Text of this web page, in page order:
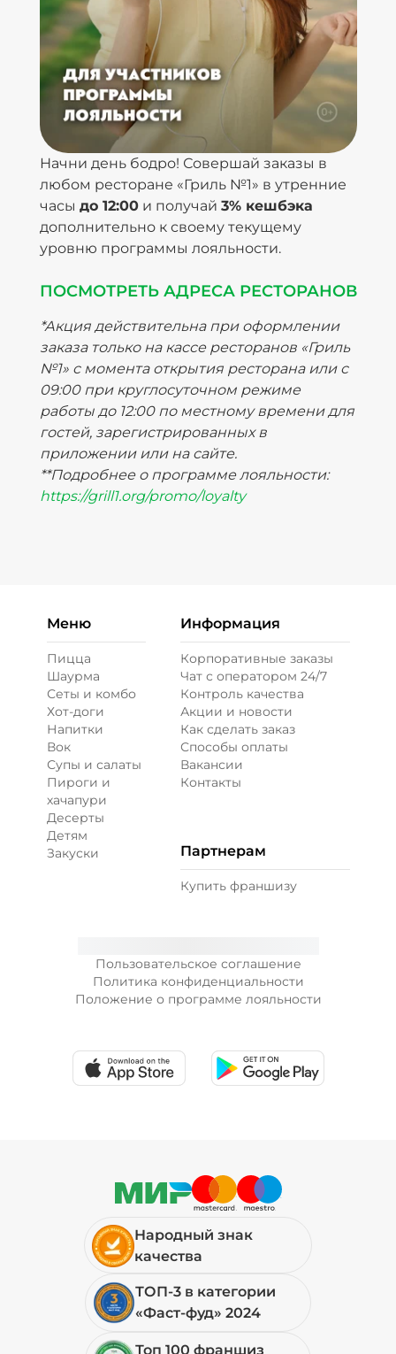
Начни день бодро! Совершай заказы в
любом ресторане «Гриль №1» в утренние
часы до 12:00и получай 3% кешбэка
дополнительно к своему текущему
уровню программы лояльности.
ПОСМОТРЕТЬ АДРЕСА РЕСТОРАНОВ
*Акция действительна при оформлении
заказа только на кассе ресторанов «Гриль
№1» с момента открытия ресторана или с
09:00 при круглосуточном режиме
работы до 12:00 по местному времени для
гостей, зарегистрированных в
приложении или на сайте.
**Подробнее о программе лояльности:
https://grill1.org/promo/loyalty
Пользовательское соглашение
Политика конфиденциальности
Положение о программе лояльности
Меню
Пицца
Шаурма
Сеты и комбо
Хот-доги
Напитки
Вок
Супы и салаты
Пироги и
хачапури
Десерты
Детям
Закуски
Информация
Корпоративные заказы
Чат с оператором 24/7
Контроль качества
Акции и новости
Как сделать заказ
Способы оплаты
Вакансии
Контакты
Партнерам
Купить франшизу
Народный знак
качества
ТОП-3 в категории
«Фаст-фуд» 2024
Топ 100 франшиз